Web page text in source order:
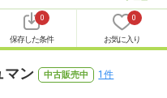
0
保存した条件
0
お気に入り
マン 中古販売中 1件